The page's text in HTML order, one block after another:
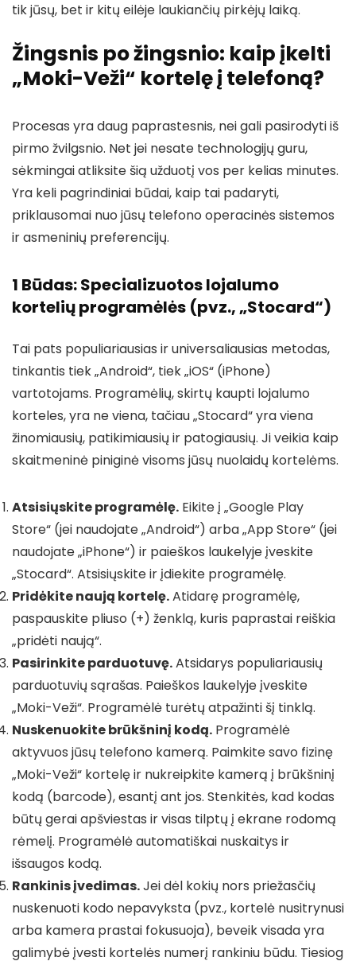
tik jūsų, bet ir kitų eilėje laukiančių pirkėjų laiką.
Žingsnis po žingsnio: kaip įkelti
„Moki-Veži“ kortelę į telefoną?
Procesas yra daug paprastesnis, nei gali pasirodyti iš
pirmo žvilgsnio. Net jei nesate technologijų guru,
sėkmingai atliksite šią užduotį vos per kelias minutes.
Yra keli pagrindiniai būdai, kaip tai padaryti,
priklausomai nuo jūsų telefono operacinės sistemos
ir asmeninių preferencijų.
1 Būdas: Specializuotos lojalumo
kortelių programėlės (pvz., „Stocard“)
Tai pats populiariausias ir universaliausias metodas,
tinkantis tiek „Android“, tiek „iOS“ (iPhone)
vartotojams. Programėlių, skirtų kaupti lojalumo
korteles, yra ne viena, tačiau „Stocard“ yra viena
žinomiausių, patikimiausių ir patogiausių. Ji veikia kaip
skaitmeninė piniginė visoms jūsų nuolaidų kortelėms.
Atsisiųskite programėlę. Eikite į „Google Play
Store“ (jei naudojate „Android“) arba „App Store“ (jei
naudojate „iPhone“) ir paieškos laukelyje įveskite
„Stocard“. Atsisiųskite ir įdiekite programėlę.
Pridėkite naują kortelę.Atidarę programėlę,
paspauskite pliuso (+) ženklą, kuris paprastai reiškia
„pridėti naują“.
Pasirinkite parduotuvę.Atsidarys populiariausių
parduotuvių sąrašas. Paieškos laukelyje įveskite
„Moki-Veži“. Programėlė turėtų atpažinti šį tinklą.
Nuskenuokite brūkšninį kodą. Programėlė
aktyvuos jūsų telefono kamerą. Paimkite savo fizinę
„Moki-Veži“ kortelę ir nukreipkite kamerą į brūkšninį
kodą (barcode), esantį ant jos. Stenkitės, kad kodas
būtų gerai apšviestas ir visas tilptų į ekrane rodomą
rėmelį. Programėlė automatiškai nuskaitys ir
išsaugos kodą.
Rankinis įvedimas.Jei dėl kokių nors priežasčių
nuskenuoti kodo nepavyksta (pvz., kortelė nusitrynusi
arba kamera prastai fokusuoja), beveik visada yra
galimybė įvesti kortelės numerį rankiniu būdu. Tiesiog